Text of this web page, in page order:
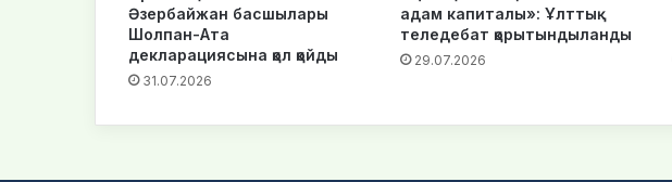
Әзербайжан басшылары
Шолпан-Ата
декларациясына қол қойды
31.07.2026
адам капиталы»: Ұлттық
теледебат қорытындыланды
29.07.2026